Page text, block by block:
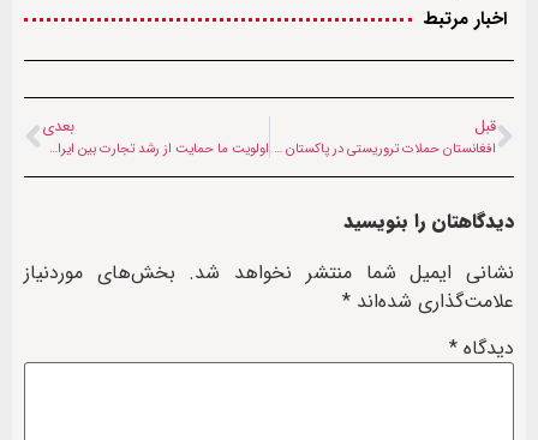
اخبار مرتبط
قبل
افغانستان حملات تروریستی در پاکستان را محکوم کرد
بعدی
اولویت ما حمایت از رشد تجارت بین ایران و افغانستان است
دیدگاهتان را بنویسید
نشانی ایمیل شما منتشر نخواهد شد. بخش‌های موردنیاز
علامت‌گذاری شده‌اند *
دیدگاه *